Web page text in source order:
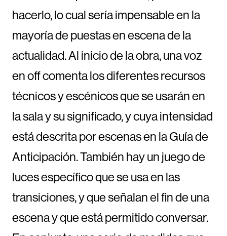
hacerlo, lo cual sería impensable en la
mayoría de puestas en escena de la
actualidad. Al inicio de la obra, una voz
en off comenta los diferentes recursos
técnicos y escénicos que se usarán en
la sala y su significado, y cuya intensidad
está descrita por escenas en la Guía de
Anticipación. También hay un juego de
luces específico que se usa en las
transiciones, y que señalan el fin de una
escena y que está permitido conversar.